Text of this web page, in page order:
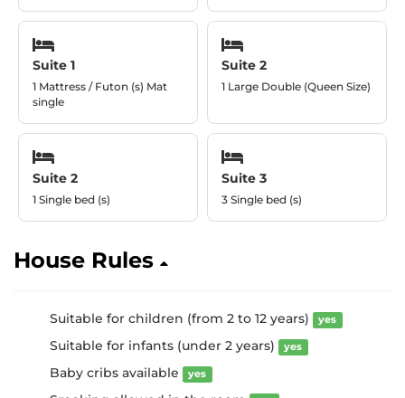
Suite 1
1 Mattress / Futon (s) Mat
single
Suite 2
1 Large Double (Queen Size)
Suite 2
1 Single bed (s)
Suite 3
3 Single bed (s)
House Rules
Suitable for children (from 2 to 12 years) yes
Suitable for infants (under 2 years) yes
Baby cribs available yes